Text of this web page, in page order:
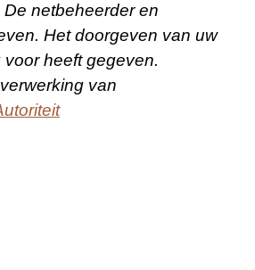
netbeheerder en
Het doorgeven van uw
heeft gegeven.
van